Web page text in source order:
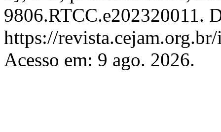
9806.RTCC.e202320011.
https://
Acesso em: 9 ago. 2026.